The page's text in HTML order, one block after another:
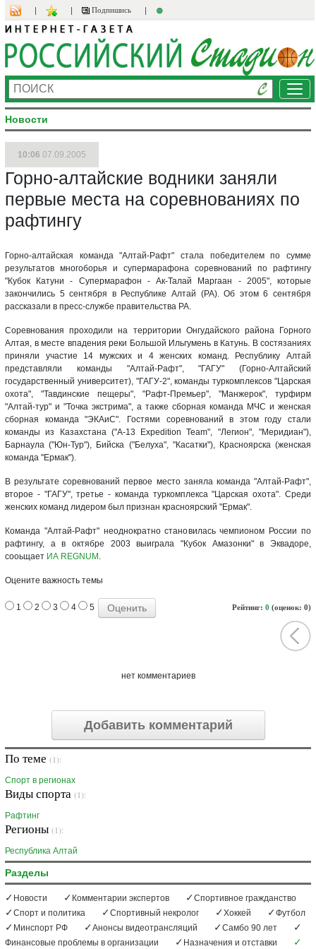
Подпишись
Новости
10:06 07.09.2005
Горно-алтайские водники заняли
первые места на соревнованиях по
рафтингу
Горно-алтайская команда "Алтай-Рафт" стала победителем по сумме
результатов многоборья и супермарафона соревнований по рафтингу
"Кубок Катуни - Супермарафон - Ак-Талай Маргаан - 2005", которые
закончились 5 сентября в Республике Алтай (РА). Об этом 6 сентября
рассказали в пресс-службе правительства РА.
Соревнования проходили на территории Онгудайского района Горного
Алтая, в месте впадения реки Большой Ильгумень в Катунь. В состязаниях
приняли участие 14 мужских и 4 женских команд. Республику Алтай
представляли команды "Алтай-Рафт", "ГАГУ" (Горно-Алтайский
государственный университет), "ГАГУ-2", команды туркомплексов "Царская
охота", "Тавдинские пещеры", "Рафт-Премьер", "Манжерок", турфирм
"Алтай-тур" и "Точка экстрима", а также сборная команда МЧС и женская
сборная команда "ЭКАиС". Гостями соревнований в этом году стали
команды из Казахстана ("А-13 Expedition Team", "Легион", "Меридиан"),
Барнаула ("Юн-Тур"), Бийска ("Белуха", "Касатки"), Красноярска (женская
команда "Ермак").
В результате соревнований первое место заняла команда "Алтай-Рафт",
второе - "ГАГУ", третье - команда туркомплекса "Царская охота". Среди
женских команд лидером был признан красноярский "Ермак".
Команда "Алтай-Рафт" неоднократно становилась чемпионом России по
рафтингу, а в октябре 2003 выиграла "Кубок Амазонки" в Эквадоре,
сооьщает ИА REGNUM .
Оцените важность темы
Рейтинг: 0 (оценок: 0)
1 2 3 4 5
нет комментариев
Добавить комментарий
По теме (1):
Спорт в регионах
Виды спорта (1):
Рафтинг
Регионы (1):
Республика Алтай
Разделы
Новости Комментарии экспертов
Спортивное гражданство
Спорт и политика
Спортивный некролог Хоккей
Футбол
Минспорт РФ
Анонсы видеотрансляций
Самбо 90 лет
Финансовые проблемы в организации
Назначения и отставки